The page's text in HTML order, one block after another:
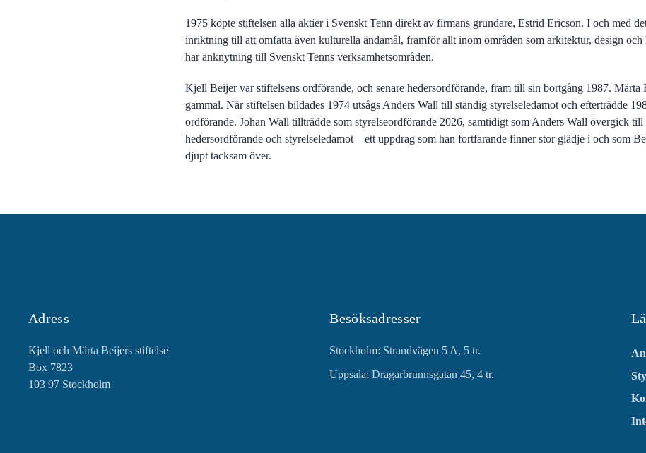
1975 köpte stiftelsen alla aktier i Svenskt Tenn direkt av firmans grundare, Estrid Ericson. I och med
inriktning till att omfatta även kulturella ändamål, framför allt inom områden som arkitektur, design
har anknytning till Svenskt Tenns verksamhetsområden.
Kjell Beijer var stiftelsens ordförande, och senare hedersordförande, fram till sin bortgång 1987. Märta
gammal. När stiftelsen bildades 1974 utsågs Anders Wall till ständig styrelseledamot och efterträdde
ordförande. Johan Wall tillträdde som styrelseordförande 2026, samtidigt som Anders Wall övergick
hedersordförande och styrelseledamot – ett uppdrag som han fortfarande finner stor glädje i och som
djupt tacksam över.
Adress
Kjell och Märta Beijers stiftelse
Box 7823
103 97 Stockholm
Besöksadresser
Stockholm: Strandvägen 5 A, 5 tr.
Uppsala: Dragarbrunnsgatan 45, 4 tr.